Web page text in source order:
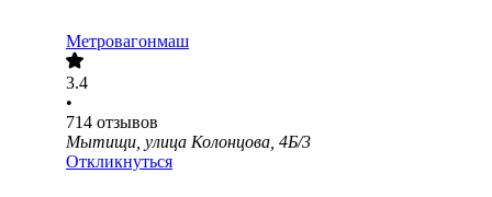
Метровагонмаш
3.4
•
714 отзывов
Мытищи, улица Колонцова, 4Б/3
Откликнуться